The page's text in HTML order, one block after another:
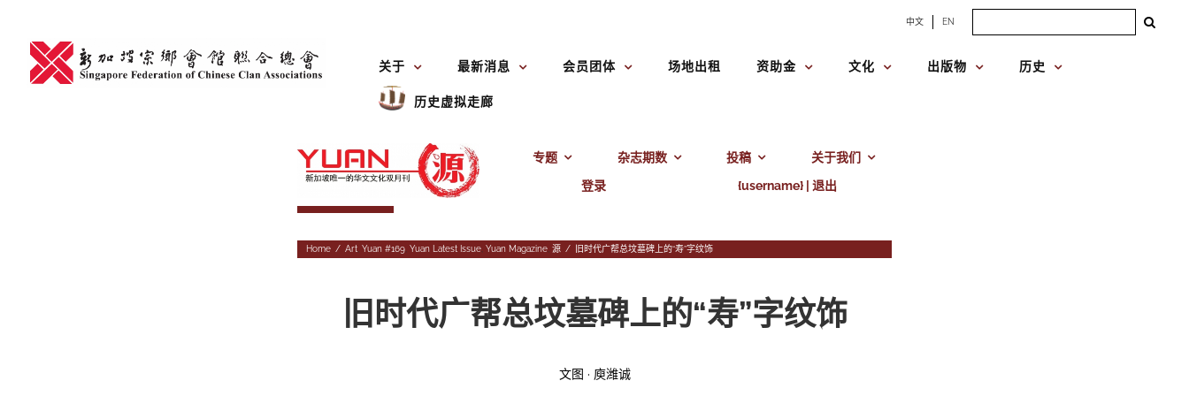
content
中文 EN
关于
最新消息 会员团体 场地出租 资助金 文化 出版物 历史
历史虚拟走廊
专题 杂志期数 投稿
关于我们
登录
{username} | 退出
Home / Art, Yuan #169, Yuan Latest Issue, Yuan Magazine, 源 / 旧时代广帮总坟墓碑上的“寿”字纹饰
旧时代广帮总坟墓碑上的“寿”字纹饰
文图 · 庾潍诚